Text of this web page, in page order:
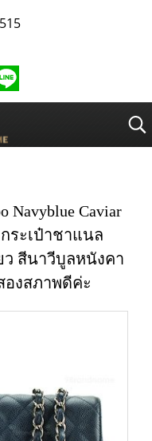
Navyblue Caviar
กระเป๋าชาแนล
ว สีนาวีบูลหนังคา
องสภาพดีค่ะ